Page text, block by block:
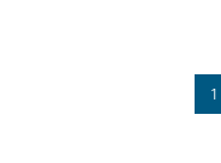
1